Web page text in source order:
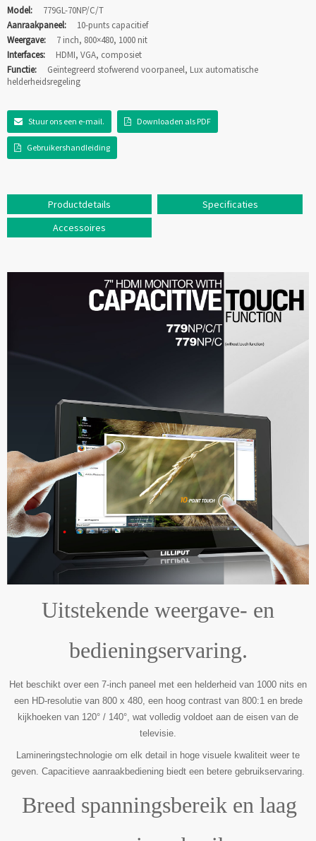
Model:
779GL-70NP/C/T
Aanraakpaneel:
10-punts capacitief
Weergave:
7 inch, 800×480, 1000 nit
Interfaces:
HDMI, VGA, composiet
Functie:
Geïntegreerd stofwerend voorpaneel, Lux automatische
helderheidsregeling
Stuur ons een e-mail. Downloaden als PDF
Gebruikershandleiding
Productdetails
Specificaties
Accessoires
Uitstekende weergave- en
bedieningservaring.
Het beschikt over een 7-inch paneel met een helderheid van 1000 nits en
een HD-resolutie van 800 x 480, een hoog contrast van 800:1 en brede
kijkhoeken van 120° / 140°, wat volledig voldoet aan de eisen van de
televisie.
Lamineringstechnologie om elk detail in hoge visuele kwaliteit weer te
geven. Capacitieve aanraakbediening biedt een betere gebruikservaring.
Breed spanningsbereik en laag